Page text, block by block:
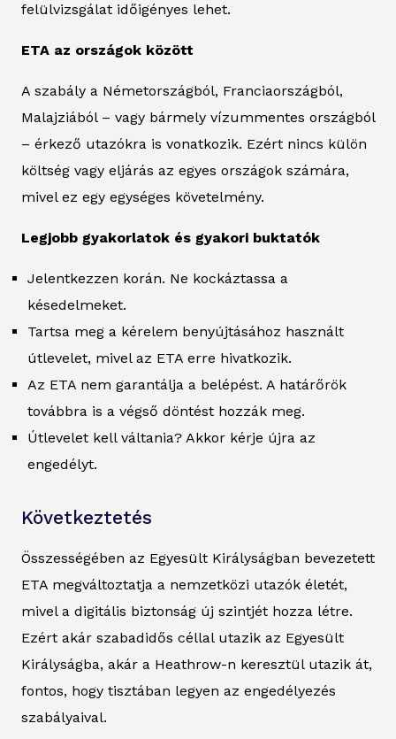
felülvizsgálat időigényes lehet.
ETA az országok között
A szabály a Németországból, Franciaországból,
Malajziából – vagy bármely vízummentes országból
– érkező utazókra is vonatkozik. Ezért nincs külön
költség vagy eljárás az egyes országok számára,
mivel ez egy egységes követelmény.
Legjobb gyakorlatok és gyakori buktatók
Jelentkezzen korán. Ne kockáztassa a
késedelmeket.
Tartsa meg a kérelem benyújtásához használt
útlevelet, mivel az ETA erre hivatkozik.
Az ETA nem garantálja a belépést. A határőrök
továbbra is a végső döntést hozzák meg.
Útlevelet kell váltania? Akkor kérje újra az
engedélyt.
Következtetés
Összességében az Egyesült Királyságban bevezetett
ETA megváltoztatja a nemzetközi utazók életét,
mivel a digitális biztonság új szintjét hozza létre.
Ezért akár szabadidős céllal utazik az Egyesült
Királyságba, akár a Heathrow-n keresztül utazik át,
fontos, hogy tisztában legyen az engedélyezés
szabályaival.